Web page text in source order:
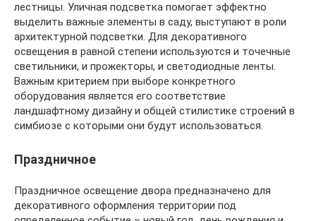
лестницы. Уличная подсветка помогает эффектно
выделить важные элементы в саду, выступают в роли
архитектурной подсветки. Для декоративного
освещения в равной степени используются и точечные
светильники, и прожекторы, и светодиодные ленты.
Важным критерием при выборе конкретного
оборудования является его соответствие
ландшафтному дизайну и общей стилистике строений в
симбиозе с которыми они будут использоваться.
Праздничное
Праздничное освещение двора предназначено для
декоративного оформления территории под